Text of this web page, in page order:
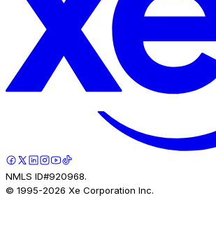
NMLS ID#920968.
© 1995-2026 Xe Corporation Inc.